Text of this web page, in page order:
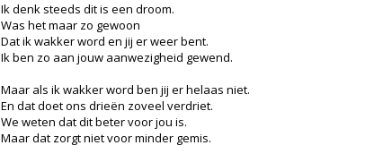
Ik denk steeds dit is een droom.
Was het maar zo gewoon
Dat ik wakker word en jij er weer bent.
Ik ben zo aan jouw aanwezigheid gewend.
Maar als ik wakker word ben jij er helaas niet.
En dat doet ons drieën zoveel verdriet.
We weten dat dit beter voor jou is.
Maar dat zorgt niet voor minder gemis.